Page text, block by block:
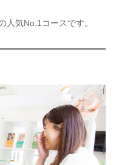
人気No.1コースです。